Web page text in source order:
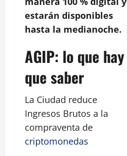
estarán disponibles
hasta la medianoche.
AGIP: lo que hay
que saber
La Ciudad reduce
Ingresos Brutos a la
compraventa de
criptomonedas